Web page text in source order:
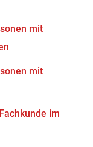
mit
mit
im